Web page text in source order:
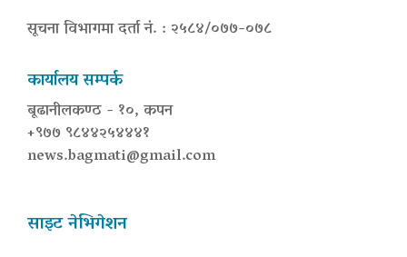
सूचना विभागमा दर्ता नं. : २५८४/०७७-०७८
कार्यालय सम्पर्क
बूढानीलकण्ठ - १०, कपन
+९७७ ९८४४२५४४४१
news.bagmati@gmail.com
साइट नेभिगेशन